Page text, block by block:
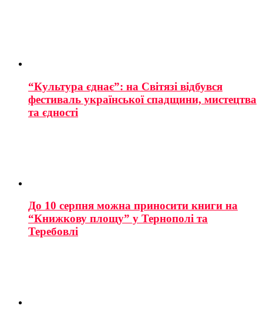
“Культура єднає”: на Світязі відбувся
фестиваль української спадщини, мистецтва
та єдності
До 10 серпня можна приносити книги на
“Книжкову площу” у Тернополі та
Теребовлі